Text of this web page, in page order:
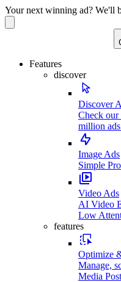
Your next winning ad? We'll
Features
discover
Discover
Check our
million
Image Ads
Simple
Video Ads
AI Video
Low
features
Optimize
Manage,
Media